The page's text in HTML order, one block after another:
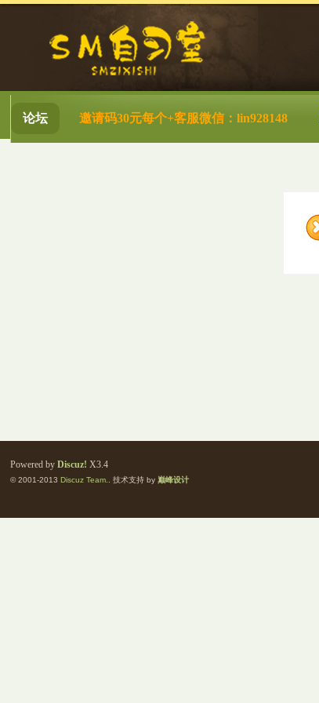
论坛 邀请码30元每个+客服微信：lin928148
Powered byDiscuz! X3.4
© 2001-2013Discuz Team. . 技术支持 by巅峰设计